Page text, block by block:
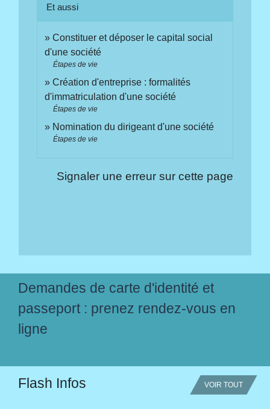
Et aussi
Constituer et déposer le capital social
d'une société
Étapes de vie
Création d'entreprise : formalités
d'immatriculation d'une société
Étapes de vie
Nomination du dirigeant d'une société
Étapes de vie
Signaler une erreur sur cette page
Demandes de carte d'identité et
passeport : prenez rendez-vous en
ligne
Flash Infos VOIR TOUT